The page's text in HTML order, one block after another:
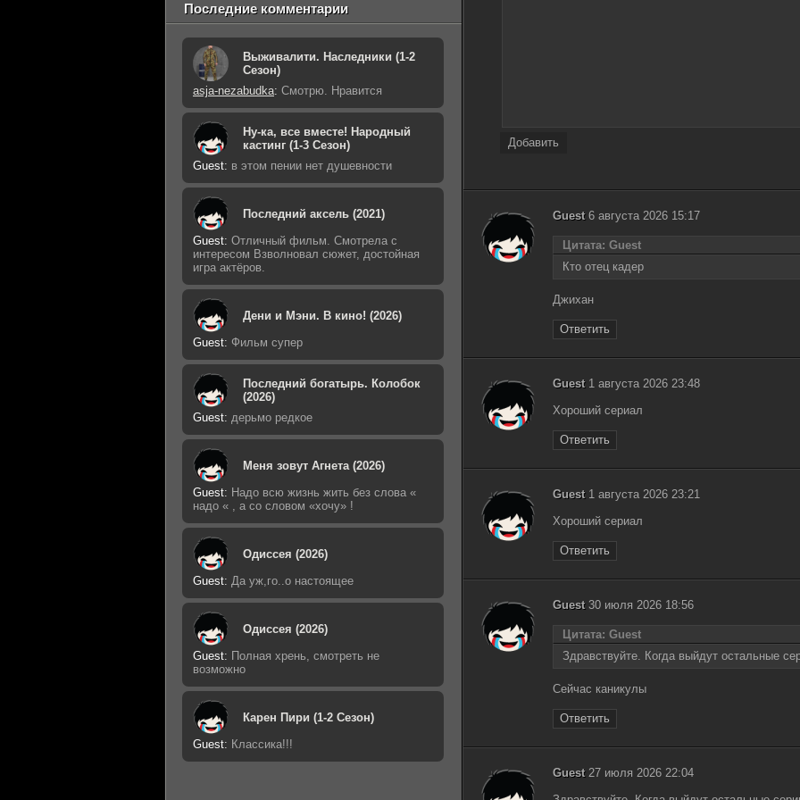
Добавить
Guest6 августа 2026 15:17
Цитата: Guest
Кто отец кадер
Джихан
Ответить
Guest1 августа 2026 23:48
Хороший сериал
Ответить
Guest1 августа 2026 23:21
Хороший сериал
Ответить
Guest30 июля 2026 18:56
Цитата: Guest
Здравствуйте. Когда выйдут остальные
Сейчас каникулы
Ответить
Guest27 июля 2026 22:04
Последние комментарии
Выживалити. Наследники (1-2
Сезон)
asja-nezabudka: Смотрю. Нравится
Ну-ка, все вместе! Народный
кастинг (1-3 Сезон)
Guest: в этом пении нет душевности
Последний аксель (2021)
Guest: Отличный фильм. Смотрела с
интересом Взволновал сюжет, достойная
игра актёров.
Дени и Мэни. В кино! (2026)
Guest: Фильм супер
Последний богатырь. Колобок
(2026)
Guest: дерьмо редкое
Меня зовут Агнета (2026)
Guest: Надо всю жизнь жить без слова «
надо « , а со словом «хочу» !
Одиссея (2026)
Guest: Да уж,го..о настоящее
Одиссея (2026)
Guest: Полная хрень, смотреть не
возможно
Карен Пири (1-2 Сезон)
Guest: Классика!!!